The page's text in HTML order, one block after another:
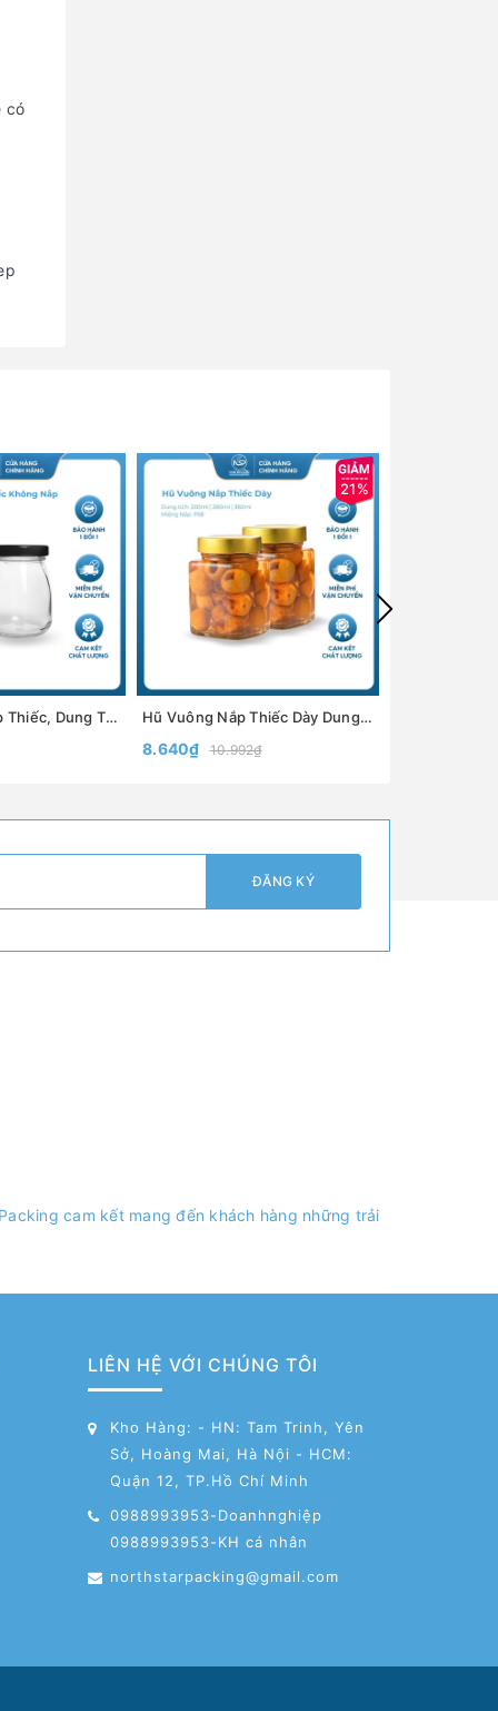
có
Hũ Pudding Nắp Thiếc, Dung Tích 100ml 200ml, Chất Liệu Dày Dặn, Đựng Sữa Chua, Pudding - North Star Packing
21%
Hũ Vuông Nắp Thiếc Dày Dung tích 200ml, 280ml, 380ml Miệng hũ P58,P63,P70 - North Star Packing
8.640₫ 10.992₫
ĐĂNG KÝ
cam kết mang đến khách hàng những trải
LIÊN HỆ VỚI CHÚNG TÔI
Kho Hàng: - HN: Tam Trinh, Yên
Sở, Hoàng Mai, Hà Nội - HCM:
Quận 12, TP.Hồ Chí Minh
0988993953-Doanhnghiệp
0988993953-KH cá nhân
northstarpacking@gmail.com